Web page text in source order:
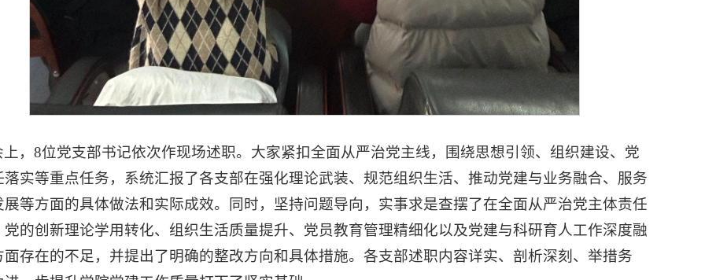
上，8位党支部书记依次作现场述职。大家紧扣全面从严治党主线，围绕思想引领、组织建设、党
落实等重点任务，系统汇报了各支部在强化理论武装、规范组织生活、推动党建与业务融合、服务
展等方面的具体做法和实际成效。同时，坚持问题导向，实事求是查摆了在全面从严治党主体责任
党的创新理论学用转化、组织生活质量提升、党员教育管理精细化以及党建与科研育人工作深度融
面存在的不足，并提出了明确的整改方向和具体措施。各支部述职内容详实、剖析深刻、举措务